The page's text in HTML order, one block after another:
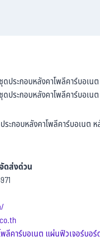
ดประกอบหลังคาโพลีคาร์บอเ
ประกอบหลังคาโพลีคาร์บอเน
ะกอบหลังคาโพลีคาร์บอเนต ห
ดส่งด่วน
ลีคาร์บอเนต แผ่นฟิวเจอร์บอร์